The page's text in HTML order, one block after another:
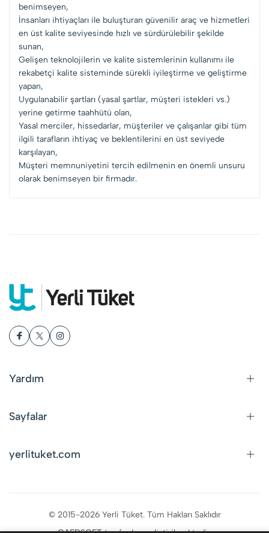
benimseyen,
İnsanları ihtiyaçları ile buluşturan güvenilir araç ve hizmetleri
en üst kalite seviyesinde hızlı ve sürdürülebilir şekilde
sunan,
Gelişen teknolojilerin ve kalite sistemlerinin kullanımı ile
rekabetçi kalite sisteminde sürekli iyileştirme ve geliştirme
yapan,
Uygulanabilir şartları (yasal şartlar, müşteri istekleri vs.)
yerine getirme taahhütü olan,
Yasal merciler, hissedarlar, müşteriler ve çalışanlar gibi tüm
ilgili tarafların ihtiyaç ve beklentilerini en üst seviyede
karşılayan,
Müşteri memnuniyetini tercih edilmenin en önemli unsuru
olarak benimseyen bir firmadır.
Yardım
Sayfalar
yerlituket.com
© 2015-2026 Yerli Tüket. Tüm Hakları Saklıdır